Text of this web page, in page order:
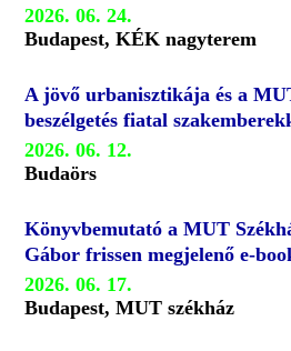
2026. 06. 24.
Budapest, KÉK nagyterem
A jövő urbanisztikája és a
beszélgetés fiatal
2026. 06. 12.
Budaörs
Könyvbemutató a MUT
Gábor frissen megjelenő e-
2026. 06. 17.
Budapest, MUT székház